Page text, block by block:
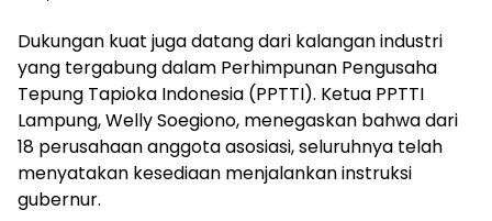
Dukungan kuat juga datang dari kalangan industri
yang tergabung dalam Perhimpunan Pengusaha
Tepung Tapioka Indonesia (PPTTI). Ketua PPTTI
Lampung, Welly Soegiono, menegaskan bahwa dari
18 perusahaan anggota asosiasi, seluruhnya telah
menyatakan kesediaan menjalankan instruksi
gubernur.